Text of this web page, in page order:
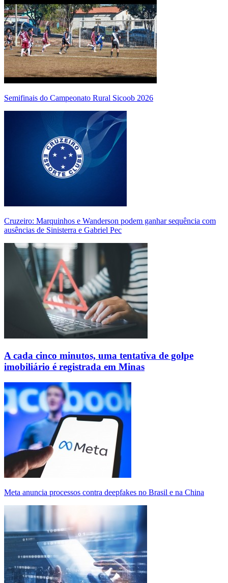
Semifinais do Campeonato Rural Sicoob 2026
Cruzeiro: Marquinhos e Wanderson podem ganhar sequência com
ausências de Sinisterra e Gabriel Pec
A cada cinco minutos, uma tentativa de golpe
imobiliário é registrada em Minas
Meta anuncia processos contra deepfakes no Brasil e na China